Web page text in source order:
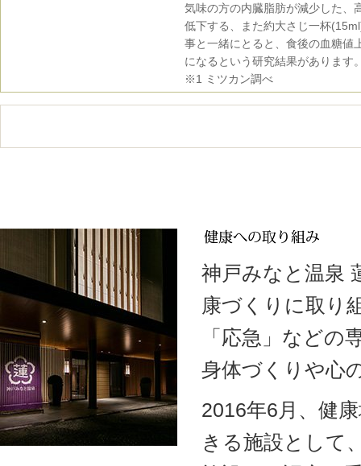
気味の方の内臓脂肪が減少した、
低下する、また約大さじ一杯
事と一緒にとると、食後の血糖値
になるという研究結果があります
※1 ミツカン調べ
神戸みなと温泉
康づくりに取り
「応急」など
身体づくりや心
2016年6月、健
きる施設として